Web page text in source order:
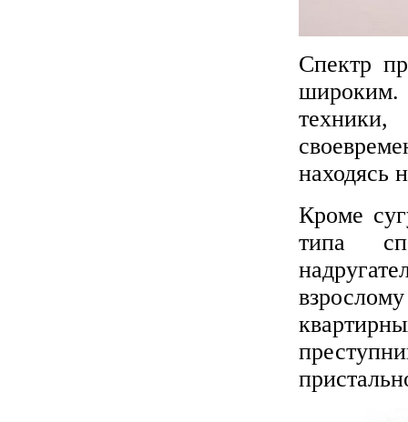
Спектр
широким.
находясь
Кроме
типа